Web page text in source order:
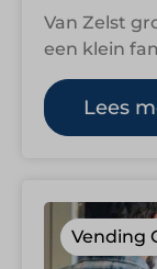
Van Zelst
een klein
huiskamer
Lees
Vending